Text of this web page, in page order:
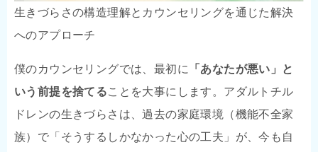
生きづらさの構造理解とカウンセリングを通じた解決
へのアプローチ
僕のカウンセリングでは、最初に
「あなたが悪い」と
いう前提を捨てることを大事にします。アダルトチル
ドレンの生きづらさは、過去の家庭環境（機能不全家
族）で「そうするしかなかった心の工夫」が、今も自